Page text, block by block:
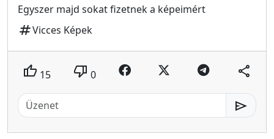
Egyszer majd sokat fizetnek a képeimért
tagVicces Képek
thumb_up 15 thumb_down 0 share
send